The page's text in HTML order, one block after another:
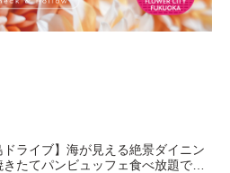
ドライブ】海が見える絶景ダイニン
きたてパンビュッフェ食べ放題で大